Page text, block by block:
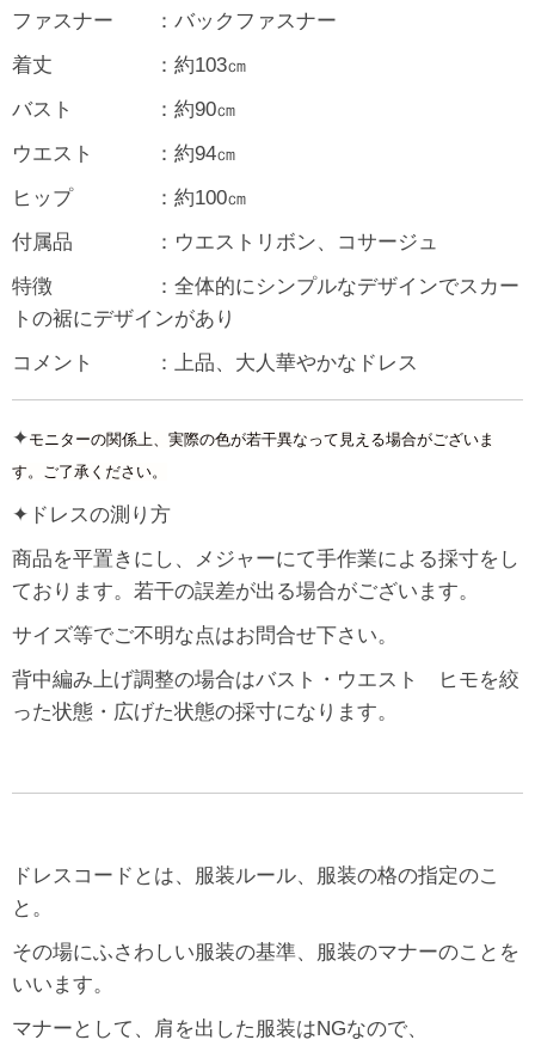
ファスナー ：バックファスナー
着丈 ：約103㎝
バスト ：約90㎝
ウエスト ：約94㎝
ヒップ ：約100㎝
付属品 ：ウエストリボン、コサージュ
特徴 ：全体的にシンプルなデザインでスカー
トの裾にデザインがあり
コメント ：上品、大人華やかなドレス
✦モニターの関係上、実際の色が若干異なって見える場合がございま
す。ご了承ください。
✦ドレスの測り方
商品を平置きにし、メジャーにて手作業による採寸をし
ております。若干の誤差が出る場合がございます。
サイズ等でご不明な点はお問合せ下さい。
背中編み上げ調整の場合はバスト・ウエスト ヒモを絞
った状態・広げた状態の採寸になります。
ドレスコードとは、服装ルール、服装の格の指定のこ
と。
その場にふさわしい服装の基準、服装のマナーのことを
いいます。
マナーとして、肩を出した服装はNGなので、